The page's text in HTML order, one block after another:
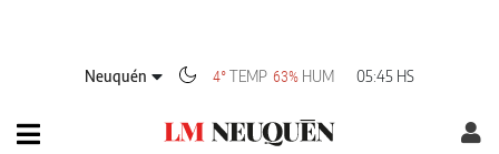
Neuquén 4°TEMP 63% HUM 05:45 HS